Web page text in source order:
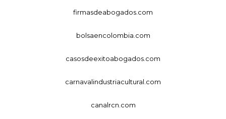
firmasdeabogados.com
bolsaencolombia.com
casosdeexitoabogados.com
carnavalindustriacultural.com
canalrcn.com